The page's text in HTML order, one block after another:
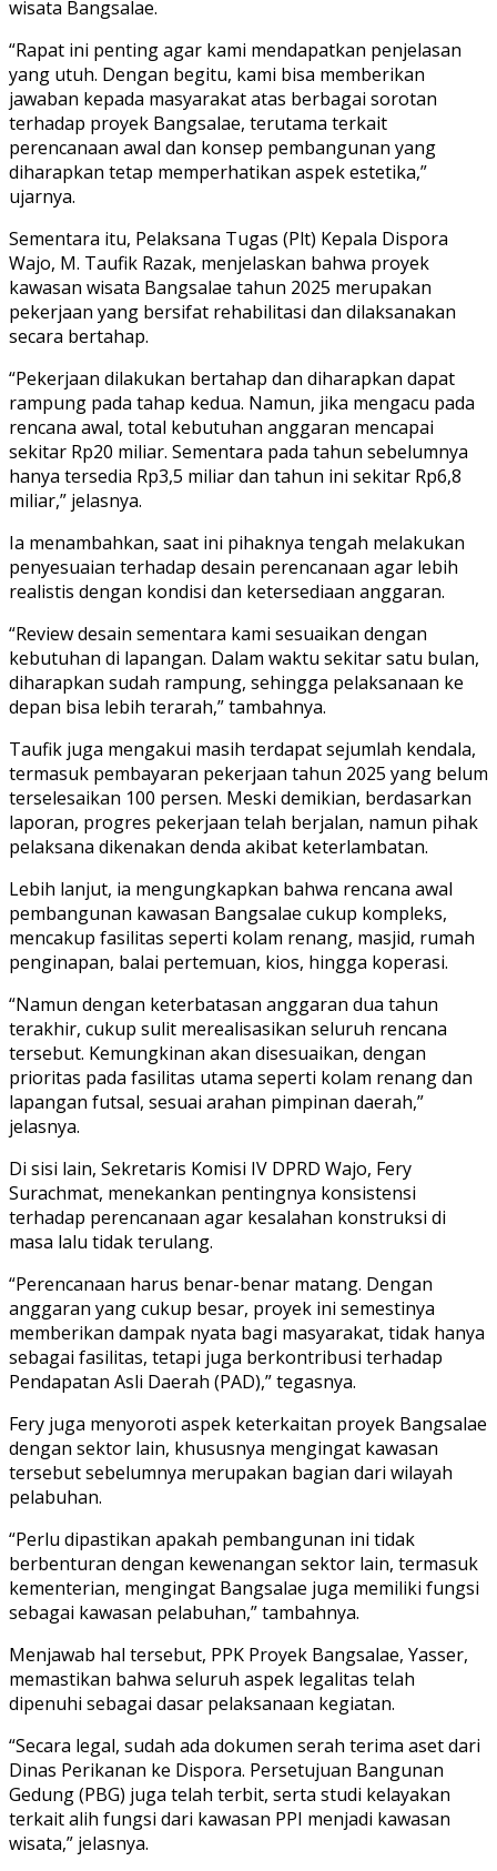
wisata Bangsalae.
“Rapat ini penting agar kami mendapatkan penjelasan
yang utuh. Dengan begitu, kami bisa memberikan
jawaban kepada masyarakat atas berbagai sorotan
terhadap proyek Bangsalae, terutama terkait
perencanaan awal dan konsep pembangunan yang
diharapkan tetap memperhatikan aspek estetika,”
ujarnya.
Sementara itu, Pelaksana Tugas (Plt) Kepala Dispora
Wajo, M. Taufik Razak, menjelaskan bahwa proyek
kawasan wisata Bangsalae tahun 2025 merupakan
pekerjaan yang bersifat rehabilitasi dan dilaksanakan
secara bertahap.
“Pekerjaan dilakukan bertahap dan diharapkan dapat
rampung pada tahap kedua. Namun, jika mengacu pada
rencana awal, total kebutuhan anggaran mencapai
sekitar Rp20 miliar. Sementara pada tahun sebelumnya
hanya tersedia Rp3,5 miliar dan tahun ini sekitar Rp6,8
miliar,” jelasnya.
Ia menambahkan, saat ini pihaknya tengah melakukan
penyesuaian terhadap desain perencanaan agar lebih
realistis dengan kondisi dan ketersediaan anggaran.
“Review desain sementara kami sesuaikan dengan
kebutuhan di lapangan. Dalam waktu sekitar satu bulan,
diharapkan sudah rampung, sehingga pelaksanaan ke
depan bisa lebih terarah,” tambahnya.
Taufik juga mengakui masih terdapat sejumlah kendala,
termasuk pembayaran pekerjaan tahun 2025 yang belum
terselesaikan 100 persen. Meski demikian, berdasarkan
laporan, progres pekerjaan telah berjalan, namun pihak
pelaksana dikenakan denda akibat keterlambatan.
Lebih lanjut, ia mengungkapkan bahwa rencana awal
pembangunan kawasan Bangsalae cukup kompleks,
mencakup fasilitas seperti kolam renang, masjid, rumah
penginapan, balai pertemuan, kios, hingga koperasi.
“Namun dengan keterbatasan anggaran dua tahun
terakhir, cukup sulit merealisasikan seluruh rencana
tersebut. Kemungkinan akan disesuaikan, dengan
prioritas pada fasilitas utama seperti kolam renang dan
lapangan futsal, sesuai arahan pimpinan daerah,”
jelasnya.
Di sisi lain, Sekretaris Komisi IV DPRD Wajo, Fery
Surachmat, menekankan pentingnya konsistensi
terhadap perencanaan agar kesalahan konstruksi di
masa lalu tidak terulang.
“Perencanaan harus benar-benar matang. Dengan
anggaran yang cukup besar, proyek ini semestinya
memberikan dampak nyata bagi masyarakat, tidak hanya
sebagai fasilitas, tetapi juga berkontribusi terhadap
Pendapatan Asli Daerah (PAD),” tegasnya.
Fery juga menyoroti aspek keterkaitan proyek Bangsalae
dengan sektor lain, khususnya mengingat kawasan
tersebut sebelumnya merupakan bagian dari wilayah
pelabuhan.
“Perlu dipastikan apakah pembangunan ini tidak
berbenturan dengan kewenangan sektor lain, termasuk
kementerian, mengingat Bangsalae juga memiliki fungsi
sebagai kawasan pelabuhan,” tambahnya.
Menjawab hal tersebut, PPK Proyek Bangsalae, Yasser,
memastikan bahwa seluruh aspek legalitas telah
dipenuhi sebagai dasar pelaksanaan kegiatan.
“Secara legal, sudah ada dokumen serah terima aset dari
Dinas Perikanan ke Dispora. Persetujuan Bangunan
Gedung (PBG) juga telah terbit, serta studi kelayakan
terkait alih fungsi dari kawasan PPI menjadi kawasan
wisata,” jelasnya.